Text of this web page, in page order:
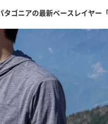
ゴニアの最新ベースレイヤ